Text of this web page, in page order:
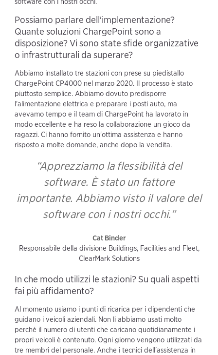
Possiamo parlare dell'implementazione?
Quante soluzioni ChargePoint sono a
disposizione? Vi sono state sfide organizzative
o infrastrutturali da superare?
Abbiamo installato tre stazioni con prese su piedistallo
ChargePoint CP4000 nel marzo 2020. Il processo è stato
piuttosto semplice. Abbiamo dovuto predisporre
l'alimentazione elettrica e preparare i posti auto, ma
avevamo tempo e il team di ChargePoint ha lavorato in
modo eccellente e ha reso la collaborazione un gioco da
ragazzi. Ci hanno fornito un'ottima assistenza e hanno
risposto a molte domande, anche dopo la vendita.
“Apprezziamo la flessibilità del
software. È stato un fattore
importante. Abbiamo visto il valore del
software con i nostri occhi.”
Cat Binder
Responsabile della divisione Buildings, Facilities and Fleet,
ClearMark Solutions
In che modo utilizzi le stazioni? Su quali aspetti
fai più affidamento?
Al momento usiamo i punti di ricarica per i dipendenti che
guidano i veicoli aziendali. Non li abbiamo usati molto
perché il numero di utenti che caricano quotidianamente i
propri veicoli è contenuto. Ogni giorno vengono utilizzati da
tre membri del personale. Anche i tecnici dell'assistenza in